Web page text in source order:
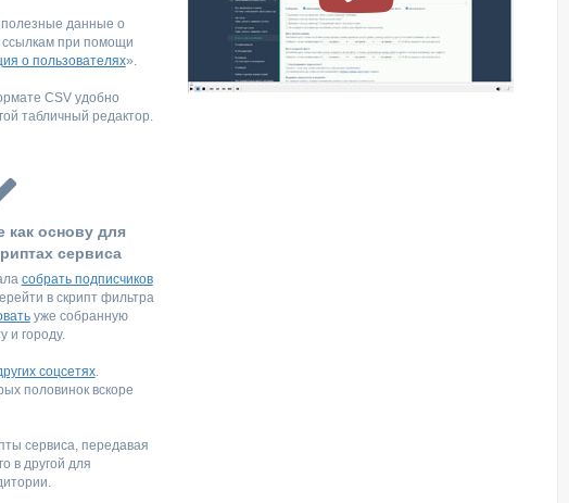
данные о
ссылкам при помощи
о пользователях».
CSV удобно
табличный редактор.
как основу для
сервиса
собрать подписчиков
в скрипт фильтра
уже собранную
и городу.
соцсетях.
половинок вскоре
сервиса, передавая
в другой для